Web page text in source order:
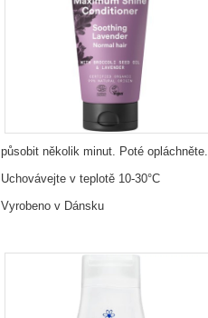
působit několik minut. Poté opláchněte.
Uchovávejte v teplotě 10-30°C
Vyrobeno v Dánsku